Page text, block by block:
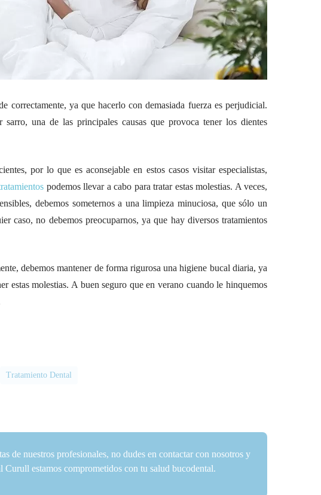
correctamente, ya que hacerlo con demasiada fuerza es perjudicial.
una de las principales causas que provoca tener los dientes
por lo que es aconsejable en estos casos visitar especialistas,
podemos llevar a cabo para tratar estas molestias. A veces,
debemos someternos a una limpieza minuciosa, que sólo un
caso, no debemos preocuparnos, ya que hay diversos tratamientos
debemos mantener de forma rigurosa una higiene bucal diaria, ya
estas molestias. A buen seguro que en verano cuando le hinquemos
Tratamiento Dental
de nuestros profesionales, no dudes en contactar con nosotros y
estamos comprometidos con tu salud bucodental.